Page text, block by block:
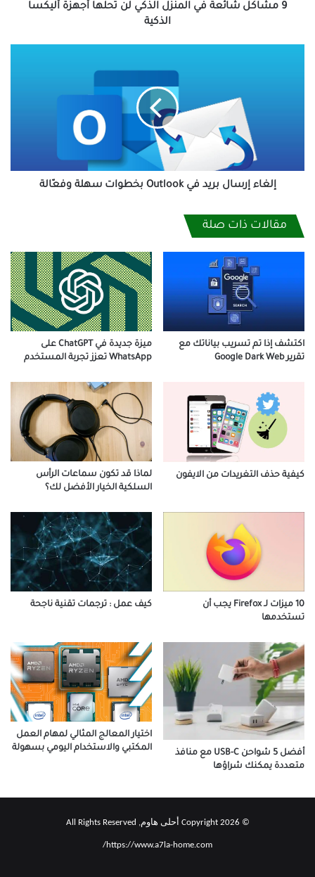
أليكسا 9 مشاكل شائعة في المنزل الذكي لن تحلها أجهزة أليكسا
الذكية
إلغاء إرسال بريد في Outlook بخطوات سهلة وفعّالة
مقالات ذات صلة
اكتشف إذا تم تسريب بياناتك مع
تقرير Google Dark Web
ميزة جديدة في ChatGPT على
WhatsApp تعزز تجربة المستخدم
كيفية حذف التغريدات من الايفون
لماذا قد تكون سماعات الرأس
السلكية الخيار الأفضل لك؟
10 ميزات لـ Firefox يجب أن
تستخدمها
كيف عمل : ترجمات تقنية ناجحة
أفضل 5 شواحن USB-C مع منافذ
متعددة يمكنك شراؤها
اختيار المعالج المثالي لمهام العمل
المكتبي والاستخدام اليومي بسهولة
© Copyright 2026 أحلى هاوم, All Rights Reserved
https://www.a7la-home.com/